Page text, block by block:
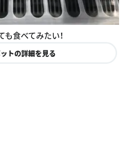
も食べてみたい！
トの詳細を見る